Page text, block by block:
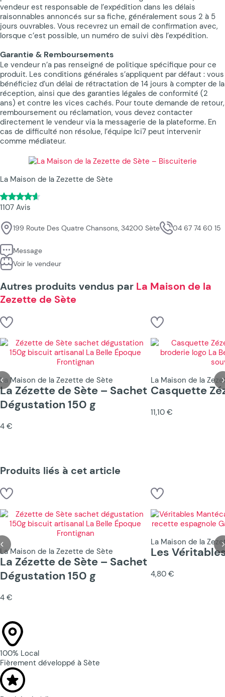
vendeur est responsable de l’expédition dans les délais
raisonnables annoncés sur sa fiche, généralement sous 2 à 5
jours ouvrables. Vous recevrez un email de confirmation avec,
lorsque c’est possible, un numéro de suivi dès l’expédition.
Garantie & Remboursements
Le vendeur n’a pas renseigné de politique spécifique pour ce
produit. Les conditions générales s’appliquent par défaut : vous
bénéficiez d’un délai de rétractation de 14 jours à compter de la
réception, ainsi que des garanties légales de conformité (2
ans) et contre les vices cachés. Pour toute demande de retour,
remboursement ou réclamation, vous devez contacter
directement le vendeur via la messagerie de la plateforme. En
cas de difficulté non résolue, l’équipe Ici7 peut intervenir
comme médiateur.
La Maison de la Zezette de Sète
1107 Avis
199 Route Des Quatre Chansons, 34200 Sète 04 67 74 60 15
Message
Voir le vendeur
Autres produits vendus par La Maison de la
Zezette de Sète
La Maison de la Zezette de Sète
La Zézette de Sète – Sachet
Dégustation 150 g
4 €
La Maison de la
Casquette
11,10 €
Produits liés à cet article
La Maison de la Zezette de Sète
La Zézette de Sète – Sachet
Dégustation 150 g
4 €
La Maison de la
Les
4,80 €
100% Local
Fièrement développé à Sète